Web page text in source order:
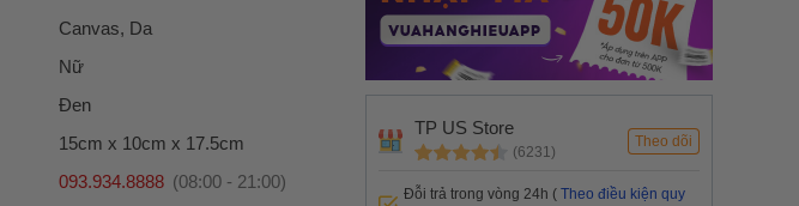
Canvas, Da
Nữ
Đen
15cm x 10cm x 17.5cm
093.934.8888 (08:00 - 21:00)
TP US Store
(6231)
Theo dõi
Đỗi trả trong vòng 24h ( Theo điều kiện quy